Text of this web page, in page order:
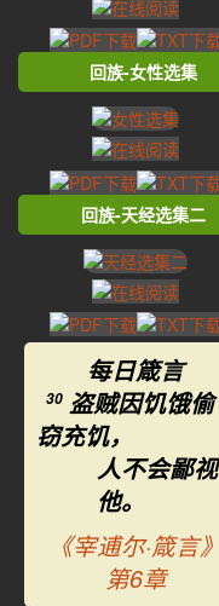
回族-女性选集
回族-天经选集二
每日箴言
30 盗贼因饥饿偷
窃充饥，
人不会鄙视
他。
《宰逋尔·箴言》
第6章